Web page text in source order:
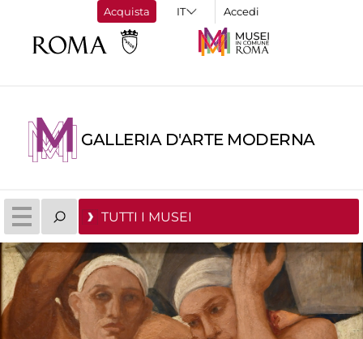
Acquista Accedi
GALLERIA D'ARTE MODERNA
TUTTI I MUSEI